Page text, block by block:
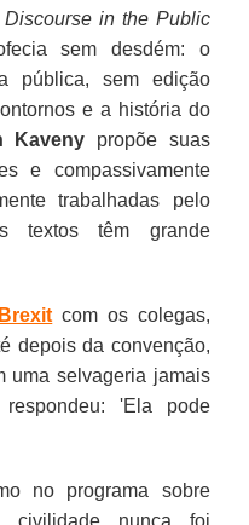
in the Public
sem desdém: o
pública, sem edição
e a história do
Kaveny propõe suas
e compassivamente
trabalhadas pelo
textos têm grande
Brexit com os colegas,
depois da convenção,
uma selvageria jamais
'Ela pode
no programa sobre
civilidade nunca foi